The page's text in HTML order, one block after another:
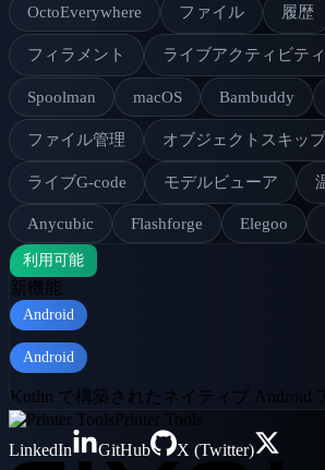
OctoEverywhere ファイル 履歴
フィラメント ライブアクティビティ
Spoolman macOS Bambuddy
ファイル管理 オブジェクトスキップ
ライブG-code モデルビューア
Anycubic Flashforge Elegoo
利用可能
新機能
Android
Android
Kotlin で構築されたネイティブ Android
Printer Tools
LinkedIn
GitHub X (Twitter)